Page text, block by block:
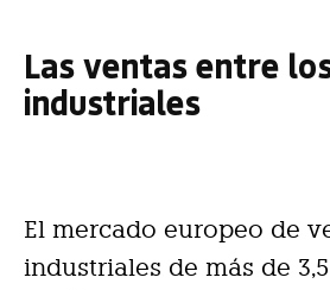
Las ventas entre
industriales
El mercado europeo de
industriales de más de